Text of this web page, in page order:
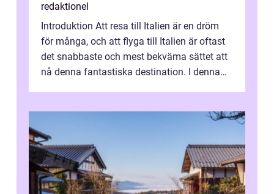
redaktionel
Introduktion Att resa till Italien är en dröm
för många, och att flyga till Italien är oftast
det snabbaste och mest bekväma sättet att
nå denna fantastiska destination. I denna